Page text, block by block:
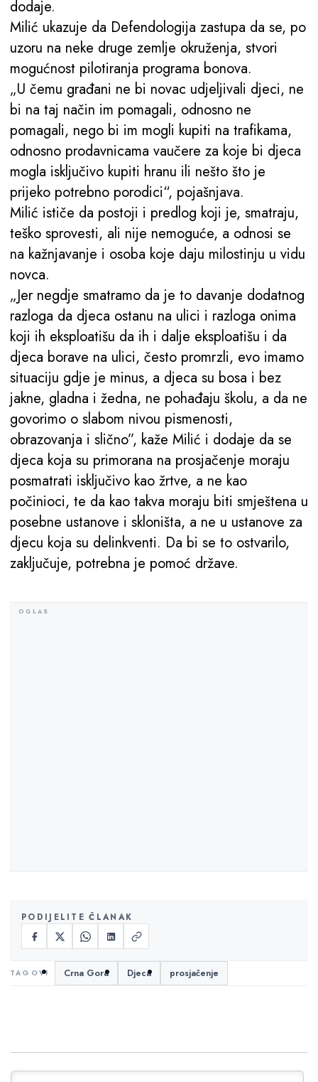
dodaje.
Milić ukazuje da Defendologija zastupa da se, po
uzoru na neke druge zemlje okruženja, stvori
mogućnost pilotiranja programa bonova.
„U čemu građani ne bi novac udjeljivali djeci, ne
bi na taj način im pomagali, odnosno ne
pomagali, nego bi im mogli kupiti na trafikama,
odnosno prodavnicama vaučere za koje bi djeca
mogla isključivo kupiti hranu ili nešto što je
prijeko potrebno porodici“, pojašnjava.
Milić ističe da postoji i predlog koji je, smatraju,
teško sprovesti, ali nije nemoguće, a odnosi se
na kažnjavanje i osoba koje daju milostinju u vidu
novca.
„Jer negdje smatramo da je to davanje dodatnog
razloga da djeca ostanu na ulici i razloga onima
koji ih eksploatišu da ih i dalje eksploatišu i da
djeca borave na ulici, često promrzli, evo imamo
situaciju gdje je minus, a djeca su bosa i bez
jakne, gladna i žedna, ne pohađaju školu, a da ne
govorimo o slabom nivou pismenosti,
obrazovanja i slično”, kaže Milić i dodaje da se
djeca koja su primorana na prosjačenje moraju
posmatrati isključivo kao žrtve, a ne kao
počinioci, te da kao takva moraju biti smještena u
posebne ustanove i skloništa, a ne u ustanove za
djecu koja su delinkventi. Da bi se to ostvarilo,
zaključuje, potrebna je pomoć države.
PODIJELITE ČLANAK
Crna Gora Djeca prosjačenje